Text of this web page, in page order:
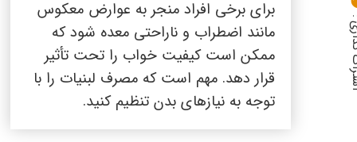
برای برخی افراد منجر به عوارض معکوس
مانند اضطراب و ناراحتی معده شود که
ممکن است کیفیت خواب را تحت تأثیر
قرار دهد. مهم است که مصرف لبنیات را با
توجه به نیازهای بدن تنظیم کنید.
: